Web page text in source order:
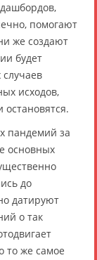
помогают
же создают
будет
исходов,
пандемий за
основных
до
датируют
о так
то же самое